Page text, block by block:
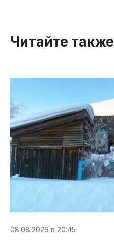
Читайте также
08.08.2026 в 20:45